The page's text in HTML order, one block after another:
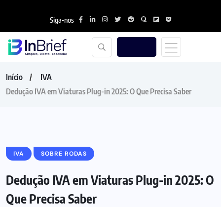
Siga-nos
Início
IVA
Dedução IVA em Viaturas Plug-in 2025: O Que Precisa Saber
IVA SOBRE RODAS
Dedução IVA em Viaturas Plug-in 2025: O
Que Precisa Saber